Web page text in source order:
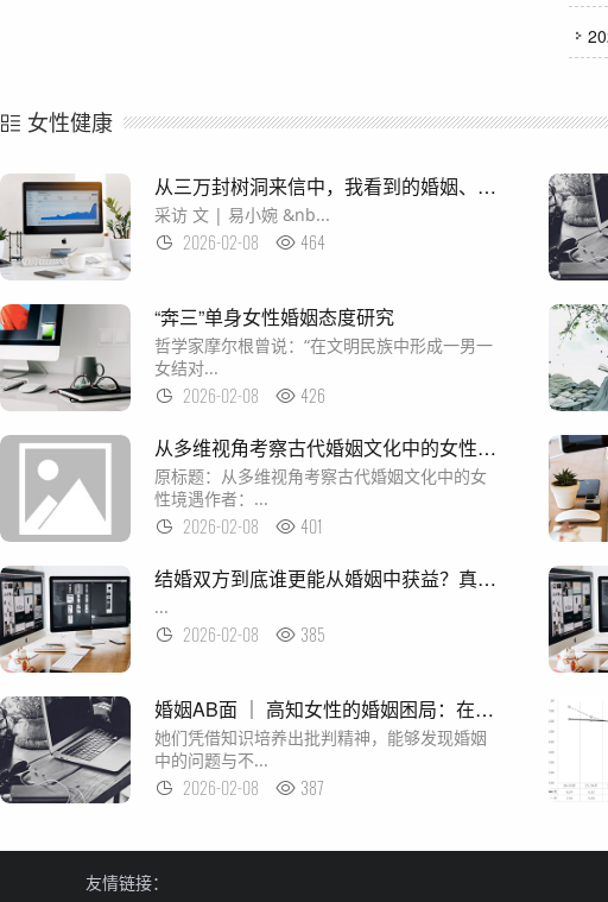
女性健康
从三万封树洞来信中，我看到的婚姻、情感和女性觉醒 ｜ 正午
采访 文 | 易小婉 &nb...
2026-02-08 464
“奔三”单身女性婚姻态度研究
哲学家摩尔根曾说：“在文明民族中形成一男一
女结对...
2026-02-08 426
从多维视角考察古代婚姻文化中的女性境遇
原标题：从多维视角考察古代婚姻文化中的女
性境遇作者：...
2026-02-08 401
结婚双方到底谁更能从婚姻中获益？真相揭晓
...
2026-02-08 385
婚姻AB面 ｜ 高知女性的婚姻困局：在结构性矛盾中迷失
她们凭借知识培养出批判精神，能够发现婚姻
中的问题与不...
2026-02-08 387
友情链接：